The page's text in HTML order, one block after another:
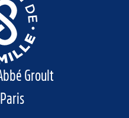
Groult